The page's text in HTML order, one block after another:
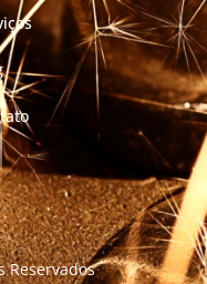
Reservados